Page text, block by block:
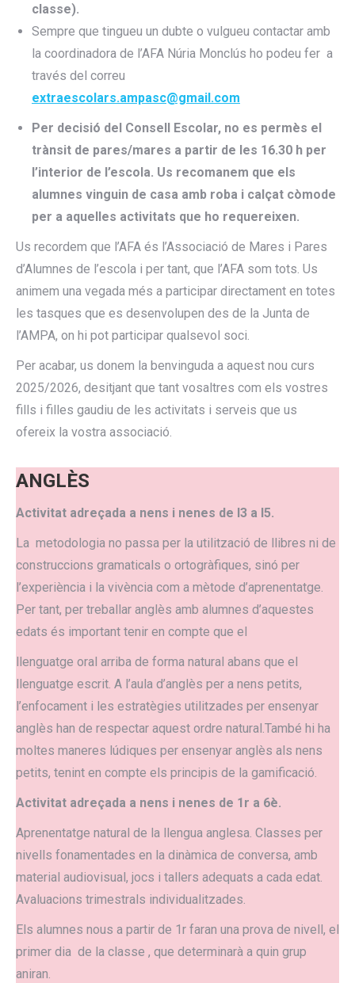
classe).
Sempre que tingueu un dubte o vulgueu contactar amb
la coordinadora de l’AFA Núria Monclús ho podeu fer a
través del correu
extraescolars.ampasc@gmail.com
Per decisió del Consell Escolar, no es permès el
trànsit de pares/mares a partir de les 16.30 h per
l’interior de l’escola. Us recomanem que els
alumnes vinguin de casa amb roba i calçat còmode
per a aquelles activitats que ho requereixen.
Us recordem que l’AFA és l’Associació de Mares i Pares
d’Alumnes de l’escola i per tant, que l’AFA som tots. Us
animem una vegada més a participar directament en totes
les tasques que es desenvolupen des de la Junta de
l’AMPA, on hi pot participar qualsevol soci.
Per acabar, us donem la benvinguda a aquest nou curs
2025/2026, desitjant que tant vosaltres com els vostres
fills i filles gaudiu de les activitats i serveis que us
ofereix la vostra associació.
ANGLÈS
Activitat adreçada a nens i nenes de I3 a I5.
La metodologia no passa per la utilització de llibres ni de
construccions gramaticals o ortogràfiques, sinó per
l’experiència i la vivència com a mètode d’aprenentatge.
Per tant, per treballar anglès amb alumnes d’aquestes
edats és important tenir en compte que el
llenguatge oral arriba de forma natural abans que el
llenguatge escrit. A l’aula d’anglès per a nens petits,
l’enfocament i les estratègies utilitzades per ensenyar
anglès han de respectar aquest ordre natural.També hi ha
moltes maneres lúdiques per ensenyar anglès als nens
petits, tenint en compte els principis de la gamificació.
Activitat adreçada a nens i nenes de 1r a 6è.
Aprenentatge natural de la llengua anglesa. Classes per
nivells fonamentades en la dinàmica de conversa, amb
material audiovisual, jocs i tallers adequats a cada edat.
Avaluacions trimestrals individualitzades.
Els alumnes nous a partir de 1r faran una prova de nivell, el
primer dia de la classe , que determinarà a quin grup
aniran.